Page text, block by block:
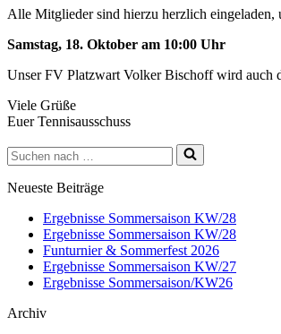
Alle Mitglieder sind hierzu herzlich eingeladen,
Samstag, 18. Oktober am 10:00 Uhr
Unser FV Platzwart Volker Bischoff wird auch
Viele Grüße
Euer Tennisausschuss
Suchen
nach …
Neueste Beiträge
Ergebnisse Sommersaison KW/28
Ergebnisse Sommersaison KW/28
Funturnier & Sommerfest 2026
Ergebnisse Sommersaison KW/27
Ergebnisse Sommersaison/KW26
Archiv